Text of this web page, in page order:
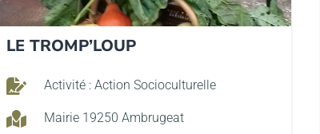
LE TROMP’LOUP
 Activité : Action Socioculturelle
 Mairie 19250 Ambrugeat